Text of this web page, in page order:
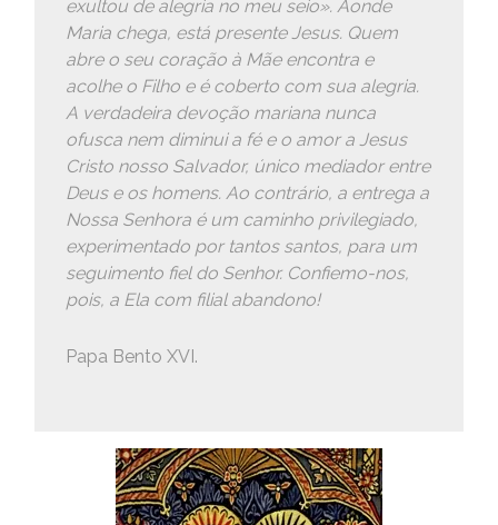
exultou de alegria no meu seio». Aonde
Maria chega, está presente Jesus. Quem
abre o seu coração à Mãe encontra e
acolhe o Filho e é coberto com sua alegria.
A verdadeira devoção mariana nunca
ofusca nem diminui a fé e o amor a Jesus
Cristo nosso Salvador, único mediador entre
Deus e os homens. Ao contrário, a entrega a
Nossa Senhora é um caminho privilegiado,
experimentado por tantos santos, para um
seguimento fiel do Senhor. Confiemo-nos,
pois, a Ela com filial abandono!
Papa Bento XVI.